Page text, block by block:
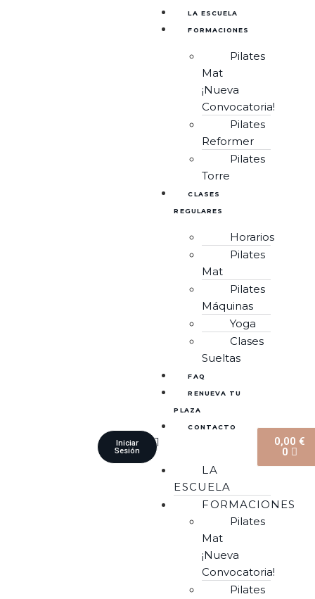
LA ESCUELA
FORMACIONES
Pilates
Mat
¡Nueva
Convocatoria!
Pilates
Reformer
Pilates
Torre
CLASES
REGULARES
Horarios
Pilates
Mat
Pilates
Máquinas
Yoga
Clases
Sueltas
FAQ
RENUEVA TU
PLAZA
CONTACTO
LA
ESCUELA
FORMACIONES
Pilates
Mat
¡Nueva
Convocatoria!
Pilates
Iniciar
Sesión
0,00€
0